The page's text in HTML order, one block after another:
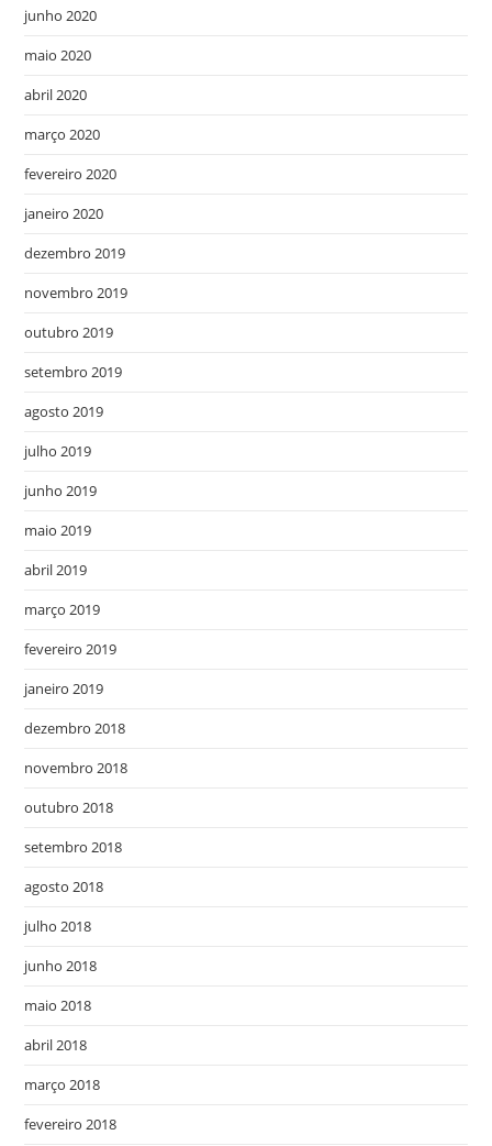
junho 2020
maio 2020
abril 2020
março 2020
fevereiro 2020
janeiro 2020
dezembro 2019
novembro 2019
outubro 2019
setembro 2019
agosto 2019
julho 2019
junho 2019
maio 2019
abril 2019
março 2019
fevereiro 2019
janeiro 2019
dezembro 2018
novembro 2018
outubro 2018
setembro 2018
agosto 2018
julho 2018
junho 2018
maio 2018
abril 2018
março 2018
fevereiro 2018